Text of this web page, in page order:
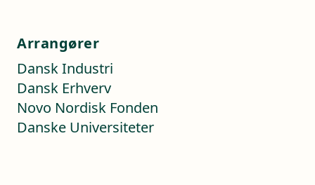
Arrangører
Dansk Industri
Dansk Erhverv
Novo Nordisk Fonden
Danske Universiteter